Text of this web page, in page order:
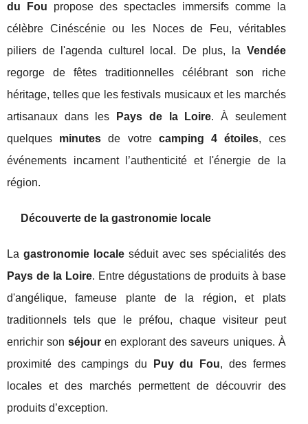
du Fou propose des spectacles immersifs comme la
célèbre Cinéscénie ou les Noces de Feu, véritables
piliers de l'agenda culturel local. De plus, la Vendée
regorge de fêtes traditionnelles célébrant son riche
héritage, telles que les festivals musicaux et les marchés
artisanaux dans les
Pays de la Loire. À seulement
quelques minutes de votre camping 4 étoiles, ces
événements incarnent l’authenticité et l'énergie de la
région.
Découverte de la gastronomie locale
Lagastronomie locale séduit avec ses spécialités des
Pays de la Loire. Entre dégustations de produits à base
d'angélique, fameuse plante de la région, et plats
traditionnels tels que le préfou, chaque visiteur peut
enrichir sonséjour en explorant des saveurs uniques. À
proximité des campings du
Puy du Fou, des fermes
locales et des marchés permettent de découvrir des
produits d’exception.